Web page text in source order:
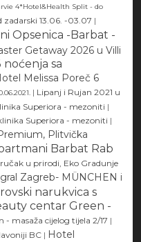
4*Hotel&Health Split - do
13.06. -03.07 |
Opsenica -Barbat -
Getaway 2026 u Villi
noćenja sa
Melissa Poreč 6
| Lipanj i Rujan 2021 u
Superiora - mezoniti |
Superiora - mezoniti |
Plitvička
Barbat Rab
u prirodi, Eko Gradunje
Zagreb- MÜNCHEN i
narukvica s
centar Green -
- masaža cijelog tijela 2/17 |
BC | Hotel